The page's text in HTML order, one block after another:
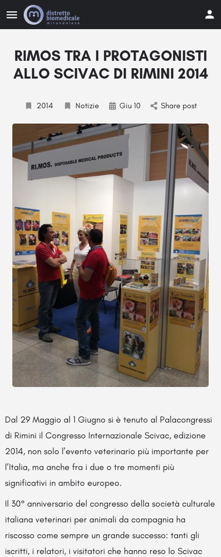
RIMOS TRA I PROTAGONISTI
ALLO SCIVAC DI RIMINI 2014
2014 Notizie Giu 10 Share post
Dal 29 Maggio al 1 Giugno si è tenuto al Palacongressi
di Rimini il Congresso Internazionale Scivac, edizione
2014, non solo l’evento veterinario più importante per
l’Italia, ma anche fra i due o tre momenti più
significativi in ambito europeo.
Il 30° anniversario del congresso della società culturale
italiana veterinari per animali da compagnia ha
riscosso come sempre un grande successo: tanti gli
iscritti, i relatori, i visitatori che hanno reso lo Scivac